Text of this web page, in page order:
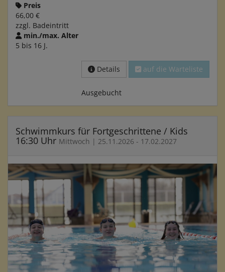
Preis
66,00 €
zzgl. Badeintritt
min./max. Alter
5 bis 16 J.
Details auf die Warteliste
Ausgebucht
Schwimmkurs für Fortgeschrittene / Kids
16:30 Uhr Mittwoch | 25.11.2026 - 17.02.2027